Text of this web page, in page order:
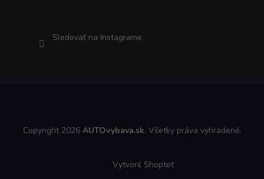
Sledovať na Instagrame
Copyright 2026 AUTOvybava.sk. Všetky práva vyhradené.
Vytvoril Shoptet